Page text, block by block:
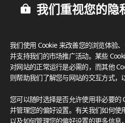
多样设计‌
丰富的设计选择为创意空间营造提
格需求。
认证
LX Hausys 的 HFLOR 地板秉承对
供无与伦比的可靠性。
我们重视您的隐
我们使用 Cookie 来改善您的浏览体验、
并支持我们的市场推广活动。某些
对网站的正常运行是必需的，而其他
则帮助我们了解您与网站的交互方式，
您可以随时选择是否允许使用非必要的
并管理您的偏好设置。有关我们如何使
以及如何管理您的偏好设置的更多信息